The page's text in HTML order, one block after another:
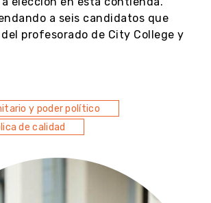
a seis candidatos que
profesorado de City College y
y poder político
de calidad